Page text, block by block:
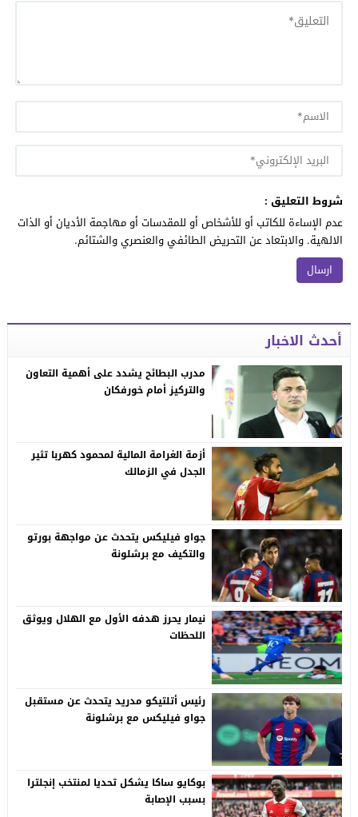
شروط التعليق :
عدم الإساءة للكاتب أو للأشخاص أو للمقدسات أو مهاجمة الأديان أو الذات
الالهية. والابتعاد عن التحريض الطائفي والعنصري والشتائم.
أحدث الاخبار
مدرب البطائح يشدد على أهمية التعاون
والتركيز أمام خورفكان
أزمة الغرامة المالية لمحمود كهربا تثير
الجدل في الزمالك
جواو فيليكس يتحدث عن مواجهة بورتو
والتكيف مع برشلونة
نيمار يحرز هدفه الأول مع الهلال ويوثق
اللحظات
رئيس أتلتيكو مدريد يتحدث عن مستقبل
جواو فيليكس مع برشلونة
بوكايو ساكا يشكل تحديا لمنتخب إنجلترا
بسبب الإصابة